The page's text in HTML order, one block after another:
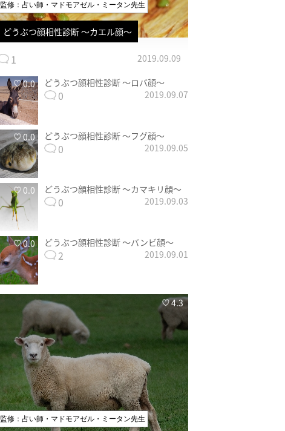
監修：占い師・マドモアゼル・ミータン先生
どうぶつ顔相性診断 〜カエル顔〜
1 2019.09.09
0.0 どうぶつ顔相性診断 〜ロバ顔〜
0 2019.09.07
0.0 どうぶつ顔相性診断 〜フグ顔〜
0 2019.09.05
0.0 どうぶつ顔相性診断 〜カマキリ顔〜
0 2019.09.03
0.0 どうぶつ顔相性診断 〜バンビ顔〜
2 2019.09.01
4.3
監修：占い師・マドモアゼル・ミータン先生